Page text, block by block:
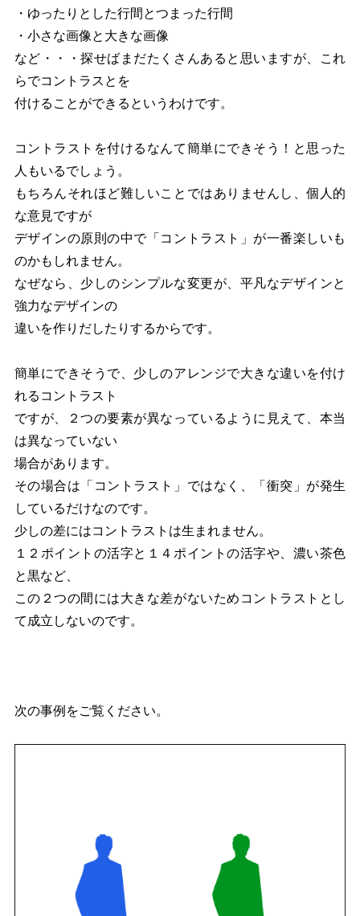
・ゆったりとした行間とつまった行間
・小さな画像と大きな画像
など・・・探せばまだたくさんあると思いますが、これ
らでコントラスとを
付けることができるというわけです。
コントラストを付けるなんて簡単にできそう！と思った
人もいるでしょう。
もちろんそれほど難しいことではありませんし、個人的
な意見ですが
デザインの原則の中で「コントラスト」が一番楽しいも
のかもしれません。
なぜなら、少しのシンプルな変更が、平凡なデザインと
強力なデザインの
違いを作りだしたりするからです。
簡単にできそうで、少しのアレンジで大きな違いを付け
れるコントラスト
ですが、２つの要素が異なっているように見えて、本当
は異なっていない
場合があります。
その場合は「コントラスト」ではなく、「衝突」が発生
しているだけなのです。
少しの差にはコントラストは生まれません。
１２ポイントの活字と１４ポイントの活字や、濃い茶色
と黒など、
この２つの間には大きな差がないためコントラストとし
て成立しないのです。
次の事例をご覧ください。